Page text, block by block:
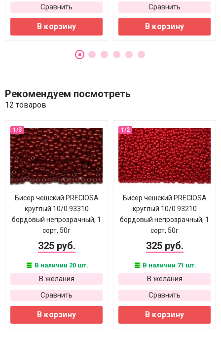
Сравнить
В корзину
Сравнить
В корзину
Рекомендуем посмотреть
12 товаров
Бисер чешский PRECIOSA
круглый 10/0 93310
бордовый непрозрачный, 1
сорт, 50г
325 руб.
В наличии 20 шт.
В желания
Сравнить
В корзину
Бисер чешский PRECIOSA
круглый 10/0 93210
бордовый непрозрачный, 1
сорт, 50г
325 руб.
В наличии 71 шт.
В желания
Сравнить
В корзину